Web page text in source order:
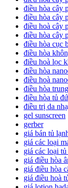
điều hòa cây
điều hòa cây
điều hoà cây
điều hòa cây
điều hòa cục
điều hòa
điều hoà lọc
điều hòa
điều hoà
điều hòa
điều hòa tủ
điều trị da
gel sunscreen
gerber
giá bán tủ
giá các loại
giá các loại
giá điều hòa
giá điều hòa
giá điều hoà